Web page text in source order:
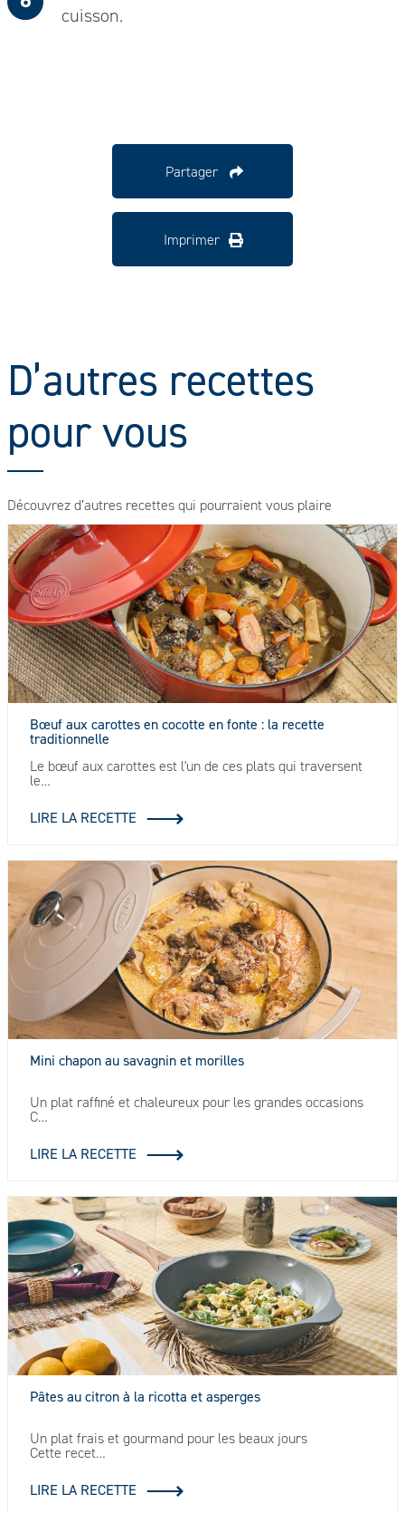
cuisson.
Partager
Imprimer
D’autres recettes
pour vous
Découvrez d’autres recettes qui pourraient vous plaire
Bœuf aux carottes en cocotte en fonte : la recette
traditionnelle
Le bœuf aux carottes est l'un de ces plats qui traversent
le…
LIRE LA RECETTE
Mini chapon au savagnin et morilles
Un plat raffiné et chaleureux pour les grandes occasions
C…
LIRE LA RECETTE
Pâtes au citron à la ricotta et asperges
Un plat frais et gourmand pour les beaux jours
Cette recet…
LIRE LA RECETTE